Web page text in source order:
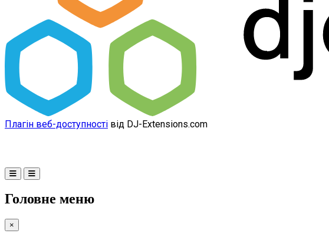
Плагін веб-доступності від DJ-Extensions.com
Головне меню
×